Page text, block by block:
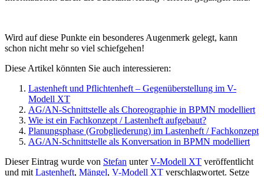
Wird auf diese Punkte ein besonderes Augenmerk gelegt, kann
schon nicht mehr so viel schiefgehen!
Diese Artikel könnten Sie auch interessieren:
Lastenheft und Pflichtenheft – Gegenüberstellung im V-
Modell XT
AG/AN-Schnittstelle als Choreographie in BPMN modelliert
Wie ist ein Fachkonzept / Lastenheft aufgebaut?
Planungsphase (Grobgliederung) im Lastenheft / Fachkonzept
AG/AN-Schnittstelle als Konversation in BPMN modelliert
Dieser Eintrag wurde von Stefan unterV-Modell XT veröffentlicht
und mit Lastenheft, Mängel, V-Modell XT verschlagwortet. Setze